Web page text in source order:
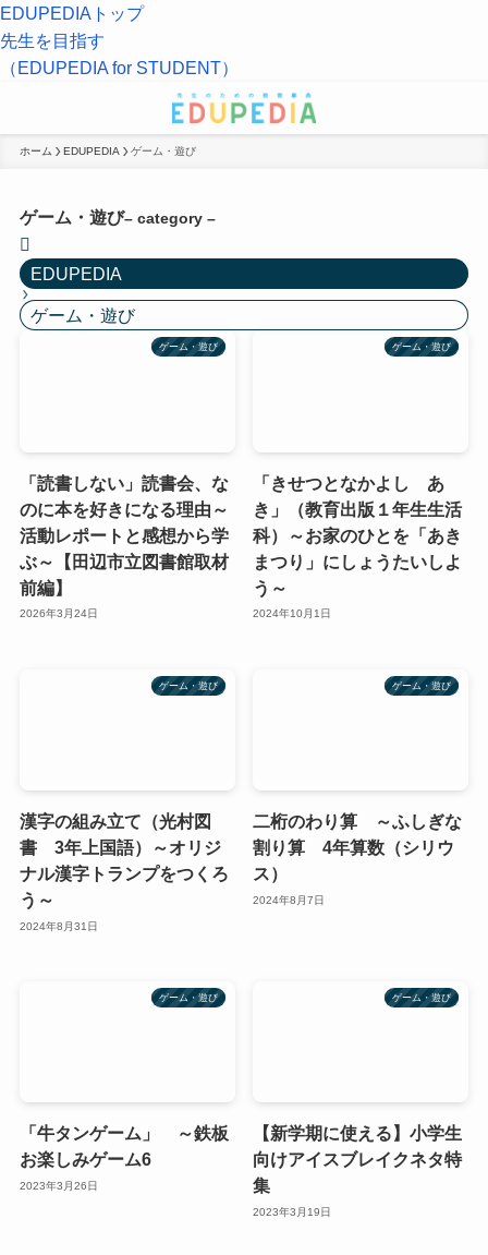
EDUPEDIAトップ
先生を目指す
（EDUPEDIA for STUDENT）
ホーム EDUPEDIA ゲーム・遊び
ゲーム・遊び– category –
EDUPEDIA
ゲーム・遊び
ゲーム・遊び
「読書しない」読書会、な
のに本を好きになる理由～
活動レポートと感想から学
ぶ～【田辺市立図書館取材
前編】
2026年3月24日
ゲーム・遊び
「きせつとなかよし あ
き」（教育出版１年生生活
科）～お家のひとを「あき
まつり」にしょうたいしよ
う～
2024年10月1日
ゲーム・遊び
漢字の組み立て（光村図
書 3年上国語）～オリジ
ナル漢字トランプをつくろ
う～
2024年8月31日
ゲーム・遊び
二桁のわり算 ～ふしぎな
割り算 4年算数（シリウ
ス）
2024年8月7日
ゲーム・遊び
「牛タンゲーム」 ～鉄板
お楽しみゲーム6
2023年3月26日
ゲーム・遊び
【新学期に使える】小学生
向けアイスブレイクネタ特
集
2023年3月19日